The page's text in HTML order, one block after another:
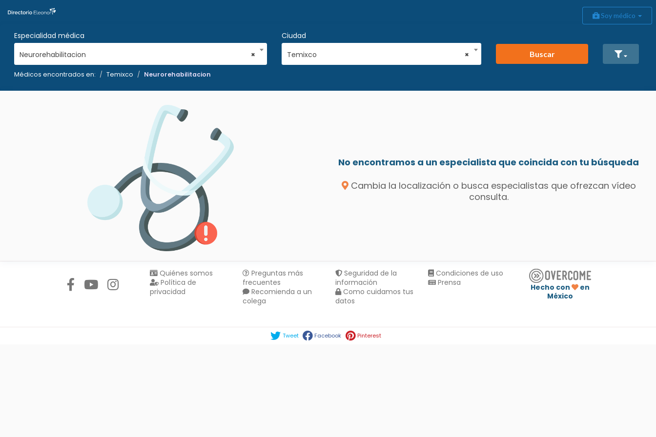
Soy médico
Especialidad médica
×
Neurorehabilitacion
Ciudad
×
Temixco Buscar
Médicos encontrados en: Temixco Neurorehabilitacion
No encontramos a un especialista que coincida con tu búsqueda
Cambia la localización o busca especialistas que ofrezcan vídeo
consulta.
Quiénes somos
Política de
privacidad
Preguntas más
frecuentes
Recomienda a un
colega
Seguridad de la
información
Como cuidamos tus
datos
Condiciones de uso
Prensa
Hecho con
en
México
Tweet Facebook Pinterest